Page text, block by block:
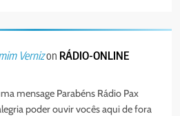
Vernizon RÁDIO-ONLINE
mensage Parabéns Rádio Pax
poder ouvir vocês aqui de fora